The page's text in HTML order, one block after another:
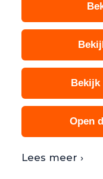
Bekijk
Open
Lees meer ›